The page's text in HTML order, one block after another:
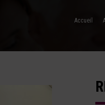
Accueil